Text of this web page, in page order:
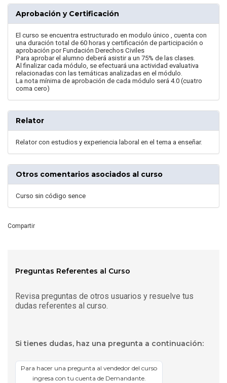
Aprobación y Certificación
El curso se encuentra estructurado en modulo único , cuenta con
una duración total de 60 horas y certificación de participación o
aprobación por Fundación Derechos Civiles
Para aprobar el alumno deberá asistir a un 75% de las clases.
Al finalizar cada módulo, se efectuará una actividad evaluativa
relacionadas con las temáticas analizadas en el módulo.
La nota mínima de aprobación de cada módulo será 4.0 (cuatro
coma cero)
Relator
Relator con estudios y experiencia laboral en el tema a enseñar.
Otros comentarios asociados al curso
Curso sin código sence
Compartir
Preguntas Referentes al Curso
Revisa preguntas de otros usuarios y resuelve tus
dudas referentes al curso.
Si tienes dudas, haz una pregunta a continuación:
Para hacer una pregunta al vendedor del curso
ingresa con tu cuenta de Demandante.